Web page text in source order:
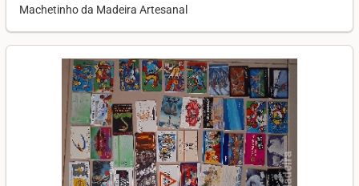
Machetinho da Madeira Artesanal